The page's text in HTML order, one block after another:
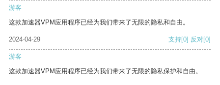
游客
这款加速器VPM应用程序已经为我们带来了无限的隐私和自由。
2024-04-29 支持[0] 反对[0]
游客
这款加速器VPM应用程序已经为我们带来了无限的隐私保护和自由。